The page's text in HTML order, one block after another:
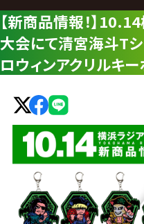
|
プ
ロ
レ
ス
リ
【新商品情報！】
大会にて清宮海斗T
ロウィンアクリルキー